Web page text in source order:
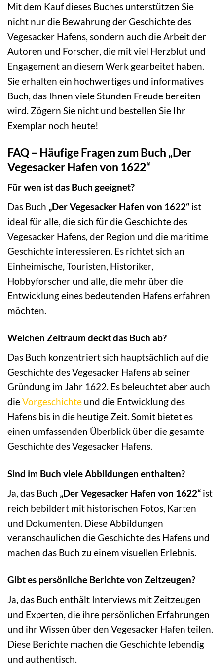
Mit dem Kauf dieses Buches unterstützen Sie
nicht nur die Bewahrung der Geschichte des
Vegesacker Hafens, sondern auch die Arbeit der
Autoren und Forscher, die mit viel Herzblut und
Engagement an diesem Werk gearbeitet haben.
Sie erhalten ein hochwertiges und informatives
Buch, das Ihnen viele Stunden Freude bereiten
wird. Zögern Sie nicht und bestellen Sie Ihr
Exemplar noch heute!
FAQ – Häufige Fragen zum Buch „Der
Vegesacker Hafen von 1622“
Für wen ist das Buch geeignet?
Das Buch „Der Vegesacker Hafen von 1622“ ist
ideal für alle, die sich für die Geschichte des
Vegesacker Hafens, der Region und die maritime
Geschichte interessieren. Es richtet sich an
Einheimische, Touristen, Historiker,
Hobbyforscher und alle, die mehr über die
Entwicklung eines bedeutenden Hafens erfahren
möchten.
Welchen Zeitraum deckt das Buch ab?
Das Buch konzentriert sich hauptsächlich auf die
Geschichte des Vegesacker Hafens ab seiner
Gründung im Jahr 1622. Es beleuchtet aber auch
dieVorgeschichte und die Entwicklung des
Hafens bis in die heutige Zeit. Somit bietet es
einen umfassenden Überblick über die gesamte
Geschichte des Vegesacker Hafens.
Sind im Buch viele Abbildungen enthalten?
Ja, das Buch „Der Vegesacker Hafen von 1622“ ist
reich bebildert mit historischen Fotos, Karten
und Dokumenten. Diese Abbildungen
veranschaulichen die Geschichte des Hafens und
machen das Buch zu einem visuellen Erlebnis.
Gibt es persönliche Berichte von Zeitzeugen?
Ja, das Buch enthält Interviews mit Zeitzeugen
und Experten, die ihre persönlichen Erfahrungen
und ihr Wissen über den Vegesacker Hafen teilen.
Diese Berichte machen die Geschichte lebendig
und authentisch.